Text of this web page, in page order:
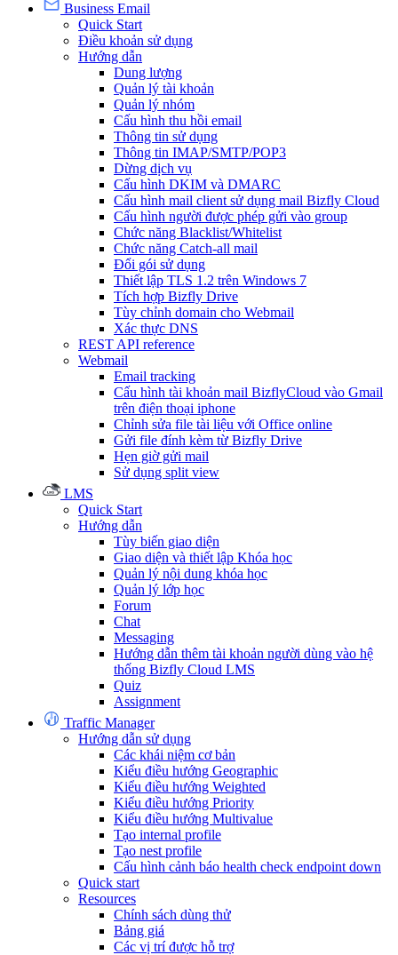
Business Email
Quick Start
Điều khoản sử dụng
Hướng dẫn
Dung lượng
Quản lý tài khoản
Quản lý nhóm
Cấu hình thu hồi email
Thông tin sử dụng
Thông tin IMAP/SMTP/POP3
Dừng dịch vụ
Cấu hình DKIM và DMARC
Cấu hình mail client sử dụng mail Bizfly Cloud
Cấu hình người được phép gửi vào group
Chức năng Blacklist/Whitelist
Chức năng Catch-all mail
Đổi gói sử dụng
Thiết lập TLS 1.2 trên Windows 7
Tích hợp Bizfly Drive
Tùy chỉnh domain cho Webmail
Xác thực DNS
REST API reference
Webmail
Email tracking
Cấu hình tài khoản mail BizflyCloud vào Gmail
trên điện thoại iphone
Chỉnh sửa file tài liệu với Office online
Gửi file đính kèm từ Bizfly Drive
Hẹn giờ gửi mail
Sử dụng split view
LMS
Quick Start
Hướng dẫn
Tùy biến giao diện
Giao diện và thiết lập Khóa học
Quản lý nội dung khóa học
Quản lý lớp học
Forum
Chat
Messaging
Hướng dẫn thêm tài khoản người dùng vào hệ
thống Bizfly Cloud LMS
Quiz
Assignment
Traffic Manager
Hướng dẫn sử dụng
Các khái niệm cơ bản
Kiểu điều hướng Geographic
Kiểu điều hướng Weighted
Kiểu điều hướng Priority
Kiểu điều hướng Multivalue
Tạo internal profile
Tạo nest profile
Cấu hình cảnh báo health check endpoint down
Quick start
Resources
Chính sách dùng thử
Bảng giá
Các vị trí được hỗ trợ